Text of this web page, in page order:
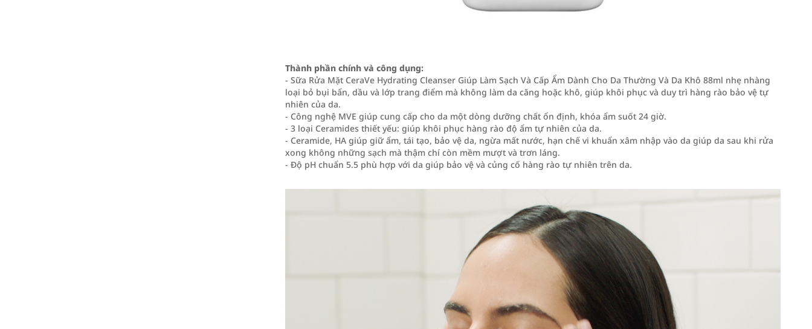
Thành phần chính và công dụng:
- Sữa Rửa Mặt CeraVe Hydrating Cleanser Giúp Làm Sạch Và Cấp Ẩm Dành Cho Da Thường Và Da Khô 88ml nhẹ nhàng
loại bỏ bụi bẩn, dầu và lớp trang điểm mà không làm da căng hoặc khô, giúp khôi phục và duy trì hàng rào bảo vệ tự
nhiên của da.
- Công nghệ MVE giúp cung cấp cho da một dòng dưỡng chất ổn định, khóa ẩm suốt 24 giờ.
- 3 loại Ceramides thiết yếu: giúp khôi phục hàng rào độ ẩm tự nhiên của da.
- Ceramide, HA giúp giữ ẩm, tái tạo, bảo vệ da, ngừa mất nước, hạn chế vi khuẩn xâm nhập vào da giúp da sau khi rửa
xong không những sạch mà thậm chí còn mềm mượt và trơn láng.
- Độ pH chuẩn 5.5 phù hợp với da giúp bảo vệ và củng cố hàng rào tự nhiên trên da.